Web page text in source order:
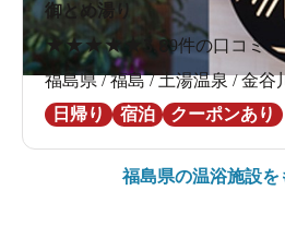
御とめ湯り
★ ★★ ★ ★ 3.89件の口コミ
福島県 / 福島 / 土湯温泉 / 金谷
日帰り
宿泊 クーポンあり
福島県の温浴施設を